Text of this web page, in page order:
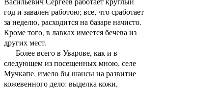
год и завален работою; все, что сработает
за неделю, расходится на базаре начисто.
Кроме того, в лавках имеется бечева из
других мест.
Более всего в Уварове, как и в
следующем из посещенных мною, селе
Мучкапе, имело бы шансы на развитие
кожевенного дело: выделка кожи,